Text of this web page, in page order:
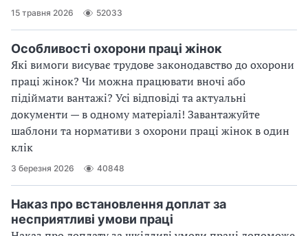
15 травня 2026 52033
Особливості охорони праці жінок
Які вимоги висуває трудове законодавство до охорони
праці жінок? Чи можна працювати вночі або
підіймати вантажі? Усі відповіді та актуальні
документи — в одному матеріалі! Завантажуйте
шаблони та нормативи з охорони праці жінок в один
клік
3 березня 2026 40848
Наказ про встановлення доплат за
несприятливі умови праці